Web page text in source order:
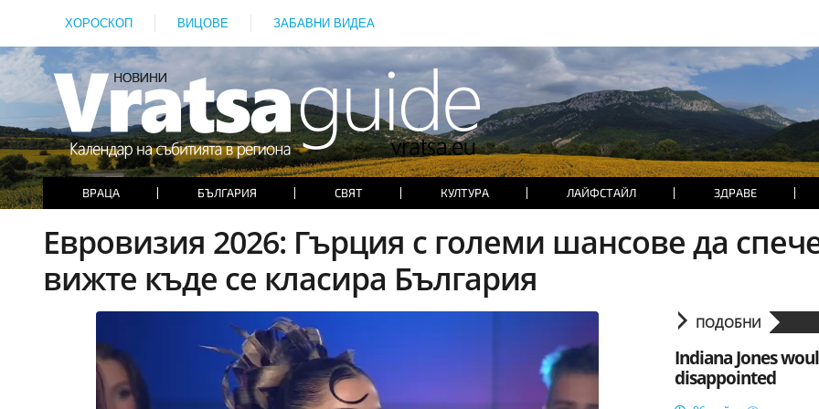
ХОРОСКОП ВИЦОВЕ ЗАБАВНИ ВИДЕА
ВРАЦА БЪЛГАРИЯ СВЯТ КУЛТУРА ЛАЙФСТАЙЛ ЗДРАВЕ
Евровизия 2026: Гърция с големи шансове да
вижте къде се класира България
ПОДОБНИ
Indiana Jones
disappointed